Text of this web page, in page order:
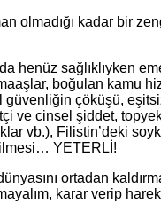
olmadığı kadar bir
henüz sağlıklıyken
boğulan kamu
güvenliğin çöküşü,
ve cinsel şiddet,
vb.), Filistin’deki
YETERLİ!
ortadan
karar verip